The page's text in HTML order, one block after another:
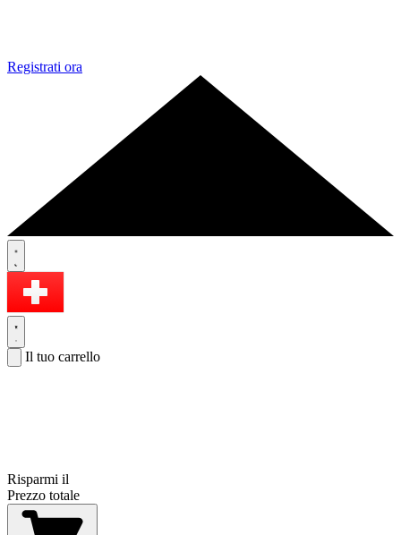
Registrati ora
Il tuo carrello
Risparmi il
Prezzo totale